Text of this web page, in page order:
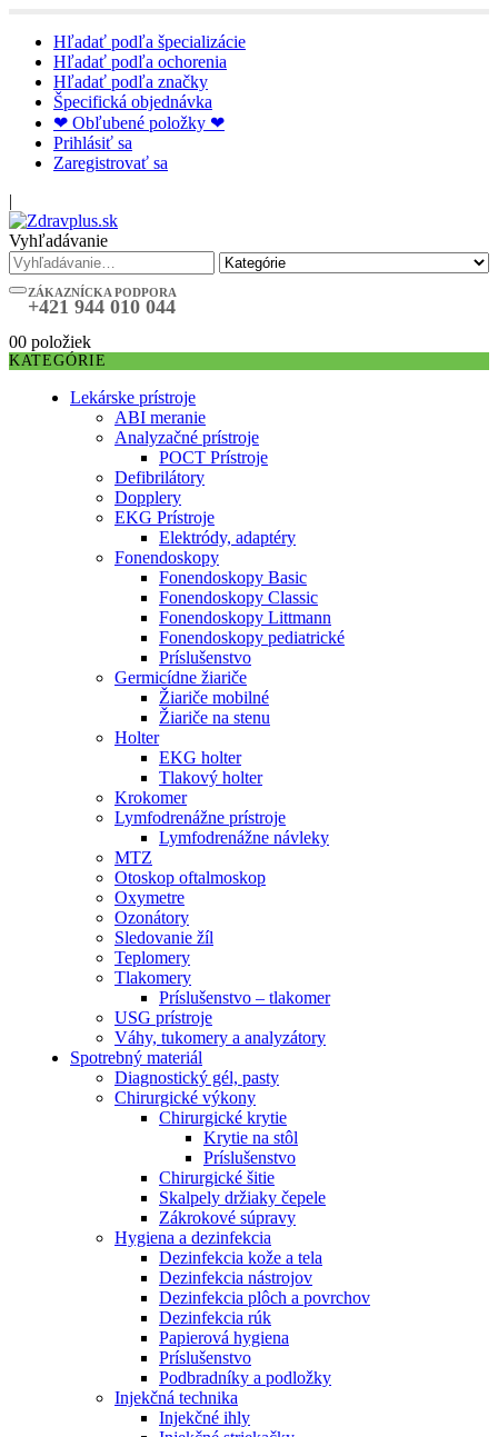
Hľadať podľa špecializácie
Hľadať podľa ochorenia
Hľadať podľa značky
Špecifická objednávka
❤ Obľubené položky ❤
Prihlásiť sa
Zaregistrovať sa
|
Vyhľadávanie
ZÁKAZNÍCKA PODPORA
+421 944 010 044
00 položiek
KATEGÓRIE
Lekárske prístroje
ABI meranie
Analyzačné prístroje
POCT Prístroje
Defibrilátory
Dopplery
EKG Prístroje
Elektródy, adaptéry
Fonendoskopy
Fonendoskopy Basic
Fonendoskopy Classic
Fonendoskopy Littmann
Fonendoskopy pediatrické
Príslušenstvo
Germicídne žiariče
Žiariče mobilné
Žiariče na stenu
Holter
EKG holter
Tlakový holter
Krokomer
Lymfodrenážne prístroje
Lymfodrenážne návleky
MTZ
Otoskop oftalmoskop
Oxymetre
Ozonátory
Sledovanie žíl
Teplomery
Tlakomery
Príslušenstvo – tlakomer
USG prístroje
Váhy, tukomery a analyzátory
Spotrebný materiál
Diagnostický gél, pasty
Chirurgické výkony
Chirurgické krytie
Krytie na stôl
Príslušenstvo
Chirurgické šitie
Skalpely držiaky čepele
Zákrokové súpravy
Hygiena a dezinfekcia
Dezinfekcia kože a tela
Dezinfekcia nástrojov
Dezinfekcia plôch a povrchov
Dezinfekcia rúk
Papierová hygiena
Príslušenstvo
Podbradníky a podložky
Injekčná technika
Injekčné ihly